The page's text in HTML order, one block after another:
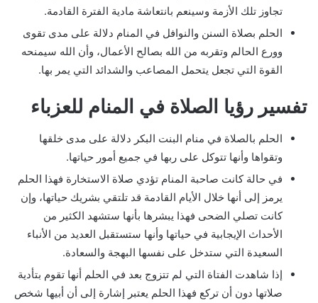
تجاوز تلك الأزمة وسينعم بانتعاشة مادية الفترة القادمة.
الحلم بصلاة السنن والنوافل في المنام دلالة على مدى تقوى
وورع الحالم وتقربه من الله بصالح الأعمال، وأن الله سيمنحه
القوة التي تجعل يتحمل المصاعب والشدائد التي يمر بها.
تفسير رؤيا الصلاة في المنام للعزباء
الحلم بالصلاة في منام البنت البكر دلالة على مدى خلقها
وتقواها وأنها تتوكل على ربها في جميع أمور حياتها.
في حالة كانت صاحبة المنام تؤدي صلاة الاستخارة فهذا الحلم
يرمز إلى أنها خلال الأيام القادمة قد تلتقي بشريك حياتها، وإن
كانت تصلي الضحى فهذا يبشرها بأنها ستشهد الكثير من
الأحداث الإيجابية في حياتها وأنها ستستقبل العديد من الأنباء
السعيدة التي ستدخل على نفسها البهجة والسعادة.
إذا شاهدت الفتاة التي لم تتزوج بعد في الحلم أنها تقوم بتأدية
صلاتها دون أن تركع فهذا الحلم يعتبر إشارة إلى أن أبيها شخص